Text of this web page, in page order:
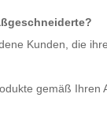
Kunden, die
gemäß Ihren